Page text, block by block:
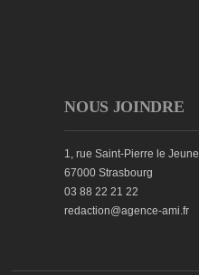
NOUS JOINDRE
1, rue Saint-Pierre le Jeune
67000 Strasbourg
03 88 22 21 22
redaction@agence-ami.fr